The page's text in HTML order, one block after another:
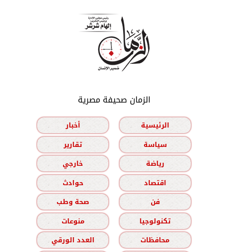
الزمان صحيفة مصرية
الرئيسية
أخبار
سياسة
تقارير
رياضة
خارجي
اقتصاد
حوادث
فن
صحة وطب
تكنولوجيا
منوعات
محافظات
العدد الورقي